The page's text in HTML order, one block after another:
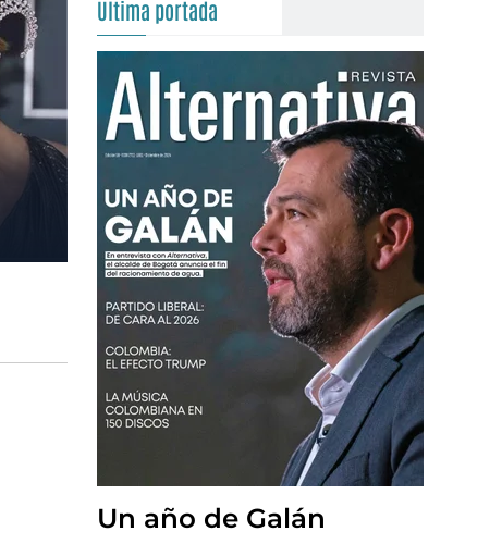
Última portada
Un año de Galán